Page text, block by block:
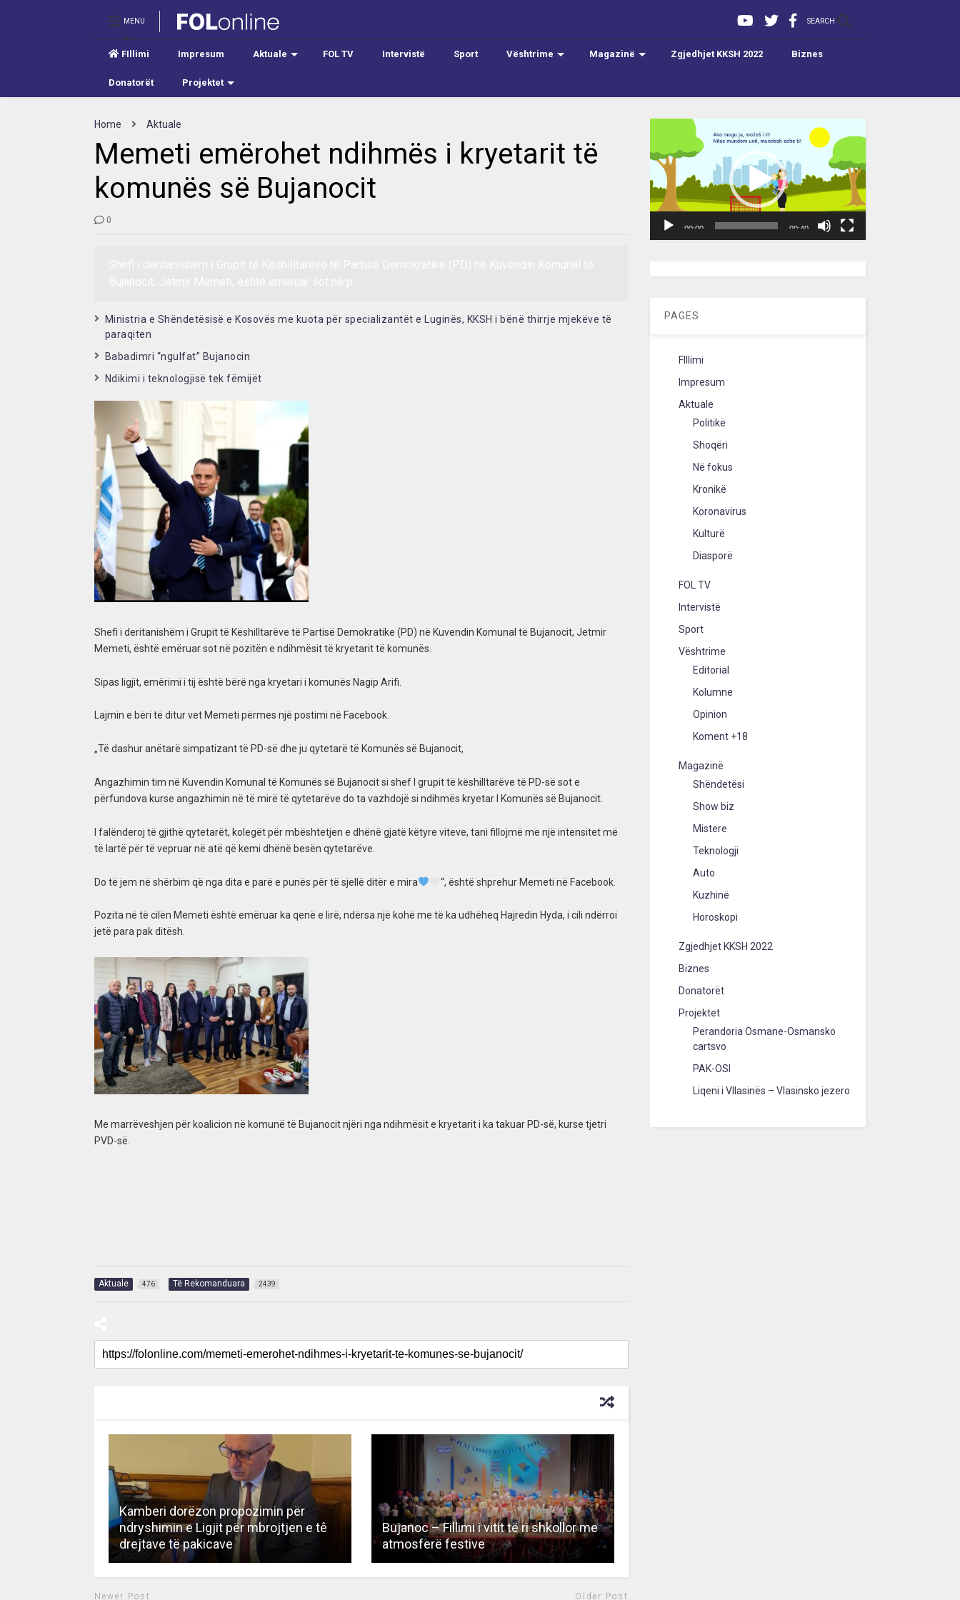
MENU SEARCH
FIllimi Impresum Aktuale FOL TV Intervistë Sport Vështrime Magazinë Zgjedhjet KKSH 2022 Biznes
Donatorët Projektet
Home Aktuale
Memeti emërohet ndihmës i kryetarit të
komunës së Bujanocit
0
Ministria e Shëndetësisë e Kosovës me kuota për specializantët e Luginës, KKSH i bënë thirrje mjekëve të
paraqiten
Babadimri “ngulfat” Bujanocin
Ndikimi i teknologjisë tek fëmijët
Shefi i deritanishëm i Grupit të Këshilltarëve të Partisë Demokratike (PD) në Kuvendin Komunal të Bujanocit, Jetmir
Memeti, është emëruar sot në pozitën e ndihmësit të kryetarit të komunës.
Sipas ligjit, emërimi i tij është bërë nga kryetari i komunës Nagip Arifi.
Lajmin e bëri të ditur vet Memeti përmes një postimi në Facebook.
„Të dashur anëtarë simpatizant të PD-së dhe ju qytetarë të Komunës së Bujanocit,
Angazhimin tim në Kuvendin Komunal të Komunës së Bujanocit si shef I grupit të këshilltarëve të PD-së sot e
përfundova kurse angazhimin në të mirë të qytetarëve do ta vazhdojë si ndihmës kryetar I Komunës së Bujanocit.
I falënderoj të gjithë qytetarët, kolegët për mbështetjen e dhënë gjatë këtyre viteve, tani fillojmë me një intensitet më
të lartë për të vepruar në atë që kemi dhënë besën qytetarëve.
Do të jem në shërbim që nga dita e parë e punës për të sjellë ditër e mira “, është shprehur Memeti në Facebook.
Pozita në të cilën Memeti është emëruar ka qenë e lirë, ndërsa një kohë me të ka udhëheq Hajredin Hyda, i cili ndërroi
jetë para pak ditësh.
Me marrëveshjen për koalicion në komunë të Bujanocit njëri nga ndihmësit e kryetarit i ka takuar PD-së, kurse tjetri
PVD-së.
Aktuale 476 Të Rekomanduara 2439
Kamberi dorëzon propozimin për
ndryshimin e Ligjit për mbrojtjen e tê
drejtave të pakicave
Bujanoc – Fillimi i vitit të ri shkollor me
atmosferë festive
Newer Post Older Post
00:00 00:40
PAGES
FIllimi
Impresum
Aktuale
Politikë
Shoqëri
Në fokus
Kronikë
Koronavirus
Kulturë
Diasporë
FOL TV
Intervistë
Sport
Vështrime
Editorial
Kolumne
Opinion
Koment +18
Magazinë
Shëndetësi
Show biz
Mistere
Teknologji
Auto
Kuzhinë
Horoskopi
Zgjedhjet KKSH 2022
Biznes
Donatorët
Projektet
Perandoria Osmane-Osmansko
cartsvo
PAK-OSI
Liqeni i Vllasinës – Vlasinsko jezero